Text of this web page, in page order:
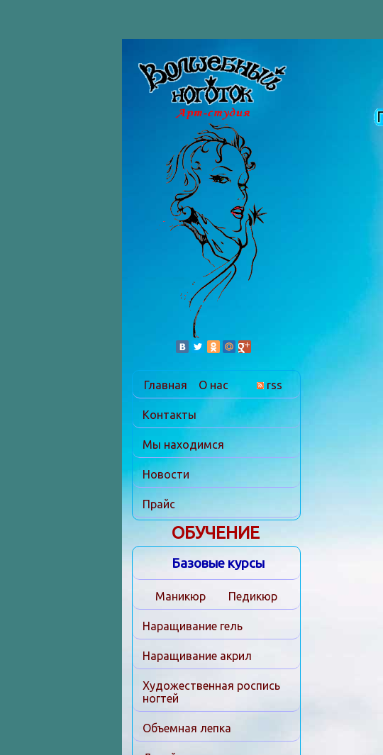
Главная О нас rss
Контакты
Мы находимся
Новости
Прайс
ОБУЧЕНИЕ
Базовые курсы
Маникюр Педикюр
Наращивание гель
Наращивание акрил
Художественная роспись
ногтей
Объемная лепка